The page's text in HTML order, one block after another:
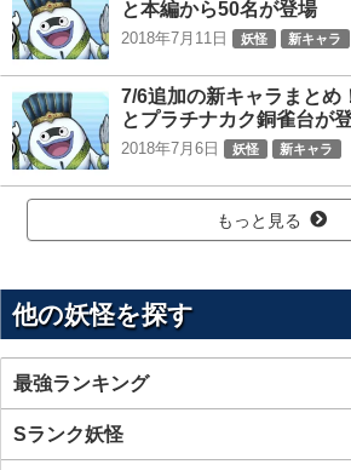
と本編から50名が登場
2018年7月11日 妖怪 新キャラ
7/6追加の新キャラまとめ
とプラチナカク銅雀台が
2018年7月6日 妖怪 新キャラ
もっと見る
他の妖怪を探す
最強ランキング
Sランク妖怪